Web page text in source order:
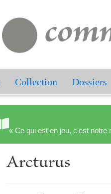
Collection Dossiers
« Ce qui est en jeu, c'est notre
Arcturus